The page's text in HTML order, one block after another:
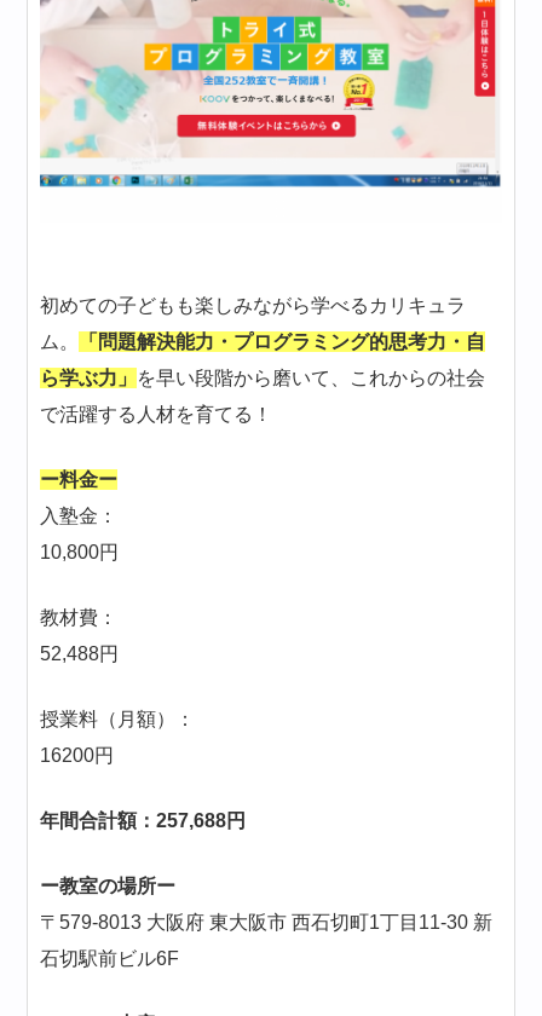
初めての子どもも楽しみながら学べるカリキュラ
ム。
「問題解決能力・プログラミング的思考力・自
ら学ぶ力」 を早い段階から磨いて、これからの社会
で活躍する人材を育てる！
ー料金ー
入塾金：
10,800円
教材費：
52,488円
授業料（月額）：
16200円
年間合計額：257,688円
ー教室の場所ー
〒579-8013 大阪府 東大阪市 西石切町1丁目11-30 新
石切駅前ビル6F